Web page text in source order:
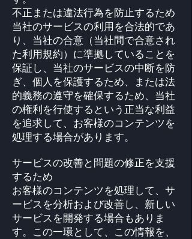
不正または違法行為を防止するため
当社のサービスの利用を合法的であ
り、当社の合意（当社間で合意され
た利用規約）に準拠していることを
保証し、当社のサービスの中断を防
ぎ、個人を保護するため、または法
的義務の遵守を確保するため、当社
の権利を行使するという正当な利益
を追求して、お客様のコンテンツを
処理する場合があります。
サービスの改善と問題の修正を支援
するため
お客様のコンテンツを処理して、サ
ービスを分析および改善し、新しい
サービスを開発する場合もありま
す。この一環として、この情報を、